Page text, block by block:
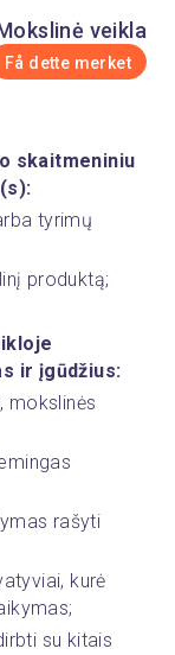
veikla
Få dette merket
skaitmeniniu
tyrimų
produktą;
ir įgūdžius:
mokslinės
rašyti
kurė
su kitais